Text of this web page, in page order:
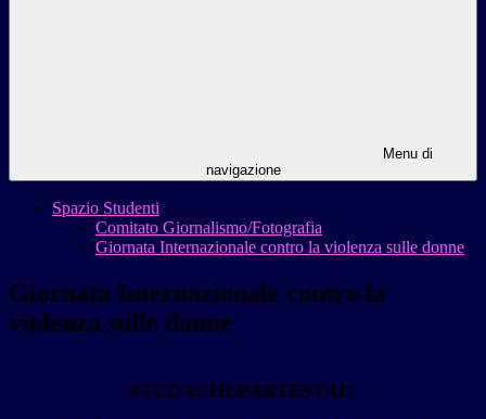
Menu di
navigazione
Spazio Studenti
Comitato Giornalismo/Fotografia
Giornata Internazionale contro la violenza sulle donne
Giornata Internazionale contro la
violenza sulle donne
#TUDACHEPARTESTAI?